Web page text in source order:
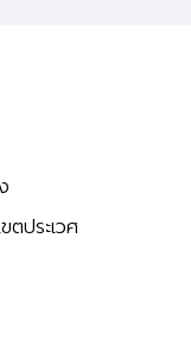
ตประเวศ